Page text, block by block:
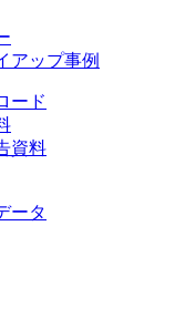
アップ事例
ード
資料
ータ